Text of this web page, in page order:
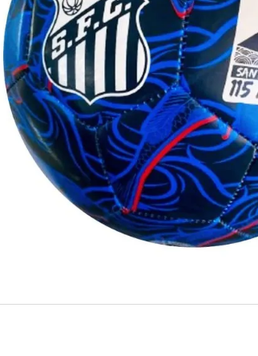
8º casual
9º unissex
10º crossfit